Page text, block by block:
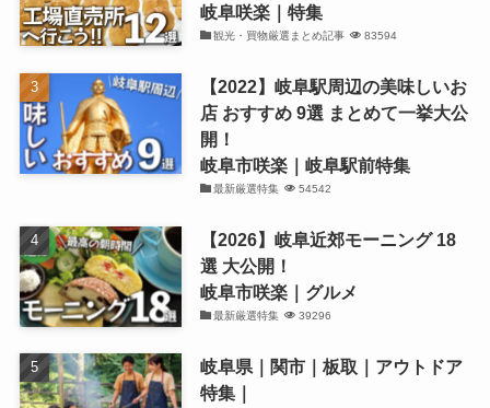
岐阜咲楽｜特集
観光・買物厳選まとめ記事 83594
【2022】岐阜駅周辺の美味しいお
店 おすすめ 9選 まとめて一挙大公
開！
岐阜市咲楽｜岐阜駅前特集
最新厳選特集 54542
【2026】岐阜近郊モーニング 18
選 大公開！
岐阜市咲楽｜グルメ
最新厳選特集 39296
岐阜県｜関市｜板取｜アウトドア
特集｜